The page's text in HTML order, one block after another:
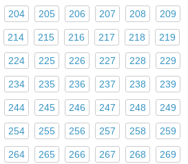
204 205 206 207 208 209
214 215 216 217 218 219
224 225 226 227 228 229
234 235 236 237 238 239
244 245 246 247 248 249
254 255 256 257 258 259
264 265 266 267 268 269